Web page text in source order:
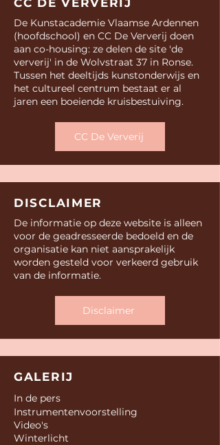
CC DE VERVERIJ
De Kunstacademie Vlaamse Ardennen
(hoofdschool) en CC De Ververij doen
aan co-housing: ze delen de site 'de
ververij' in de Wolvstraat 37 in Ronse.
Tussen het deeltijds kunstonderwijs en
het cultureel centrum bestaat er al
jaren een boeiende kruisbestuiving.
CC De Ververij
DISCLAIMER
De informatie op deze website is alleen
voor de geadresseerde bedoeld en de
organisatie kan niet aansprakelijk
worden gesteld voor verkeerd gebruik
van de informatie.
Disclaimer
GALERIJ
In de pers
Instrumentenvoorstelling
Video's
Winterlicht